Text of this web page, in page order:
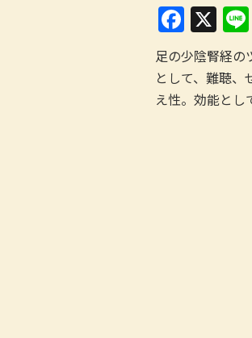
F
a
c
e
X
足の少陰腎経の
として、難聴
え性。効能とし